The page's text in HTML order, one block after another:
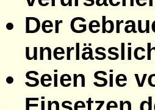
Der
Seien Sie